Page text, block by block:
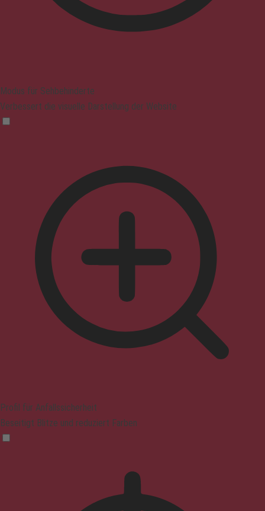
Modus für Sehbehinderte
Verbessert die visuelle Darstellung der Website
Profil für Anfallssicherheit
Beseitigt Blitze und reduziert Farben